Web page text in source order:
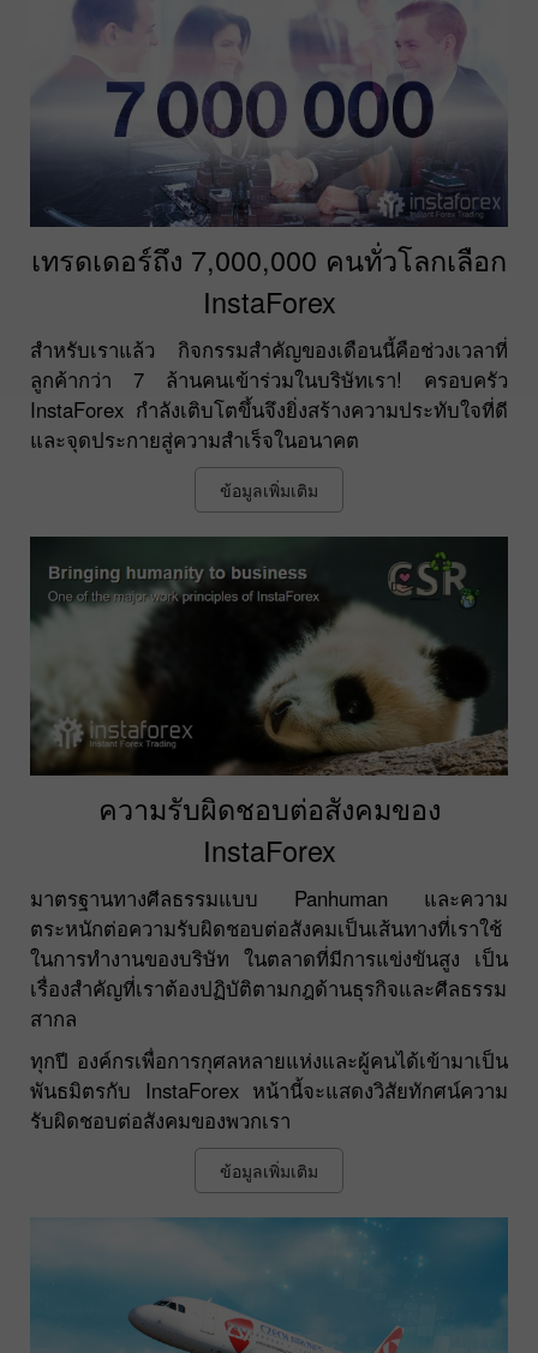
เทรดเดอร์ถึง 7,000,000 คนทั่วโลกเลือก
InstaForex
สำหรับเราแล้ว กิจกรรมสำคัญของเดือนนี้คือช่วงเวลาที่
ลูกค้ากว่า 7 ล้านคนเข้าร่วมในบริษัทเรา! ครอบครัว
InstaForex กำลังเติบโตขึ้นจึงยิ่งสร้างความประทับใจที่ดี
และจุดประกายสู่ความสำเร็จในอนาคต
ข้อมูลเพิ่มเติม
ความรับผิดชอบต่อสังคมของ
InstaForex
มาตรฐานทางศีลธรรมแบบ Panhuman และความ
ตระหนักต่อความรับผิดชอบต่อสังคมเป็นเส้นทางที่เราใช้
ในการทำงานของบริษัท ในตลาดที่มีการแข่งขันสูง เป็น
เรื่องสำคัญที่เราต้องปฏิบัติตามกฎด้านธุรกิจและศีลธรรม
สากล
ทุกปี องค์กรเพื่อการกุศลหลายแห่งและผู้คนได้เข้ามาเป็น
พันธมิตรกับ InstaForex หน้านี้จะแสดงวิสัยทักศน์ความ
รับผิดชอบต่อสังคมของพวกเรา
ข้อมูลเพิ่มเติม